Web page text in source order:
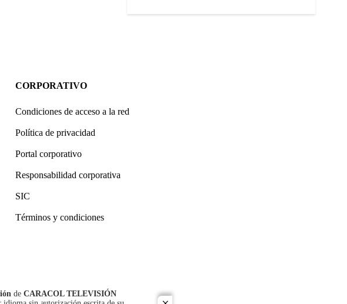
CORPORATIVO
Condiciones de acceso a la red
Política de privacidad
Portal corporativo
Responsabilidad corporativa
SIC
Términos y condiciones
de CARACOL TELEVISIÓN